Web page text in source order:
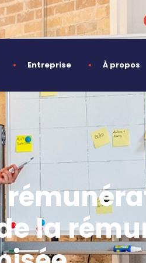
Entreprise À propos
la